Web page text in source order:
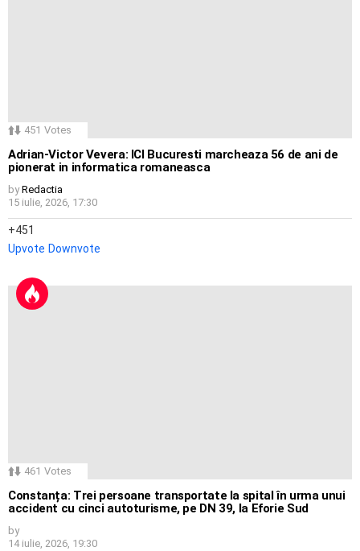
451 Votes
Adrian-Victor Vevera: ICI Bucuresti marcheaza 56 de ani de
pionerat in informatica romaneasca
by Redactia
15 iulie, 2026, 17:30
451
Upvote Downvote
461 Votes
Constanța: Trei persoane transportate la spital în urma unui
accident cu cinci autoturisme, pe DN 39, la Eforie Sud
by
14 iulie, 2026, 19:30